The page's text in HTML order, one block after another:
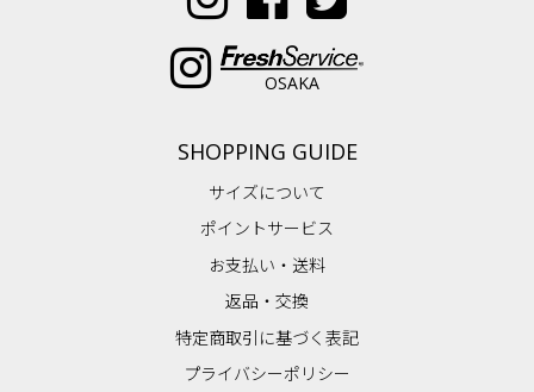
OSAKA
SHOPPING GUIDE
サイズについて
ポイントサービス
お支払い・送料
返品・交換
特定商取引に基づく表記
プライバシーポリシー